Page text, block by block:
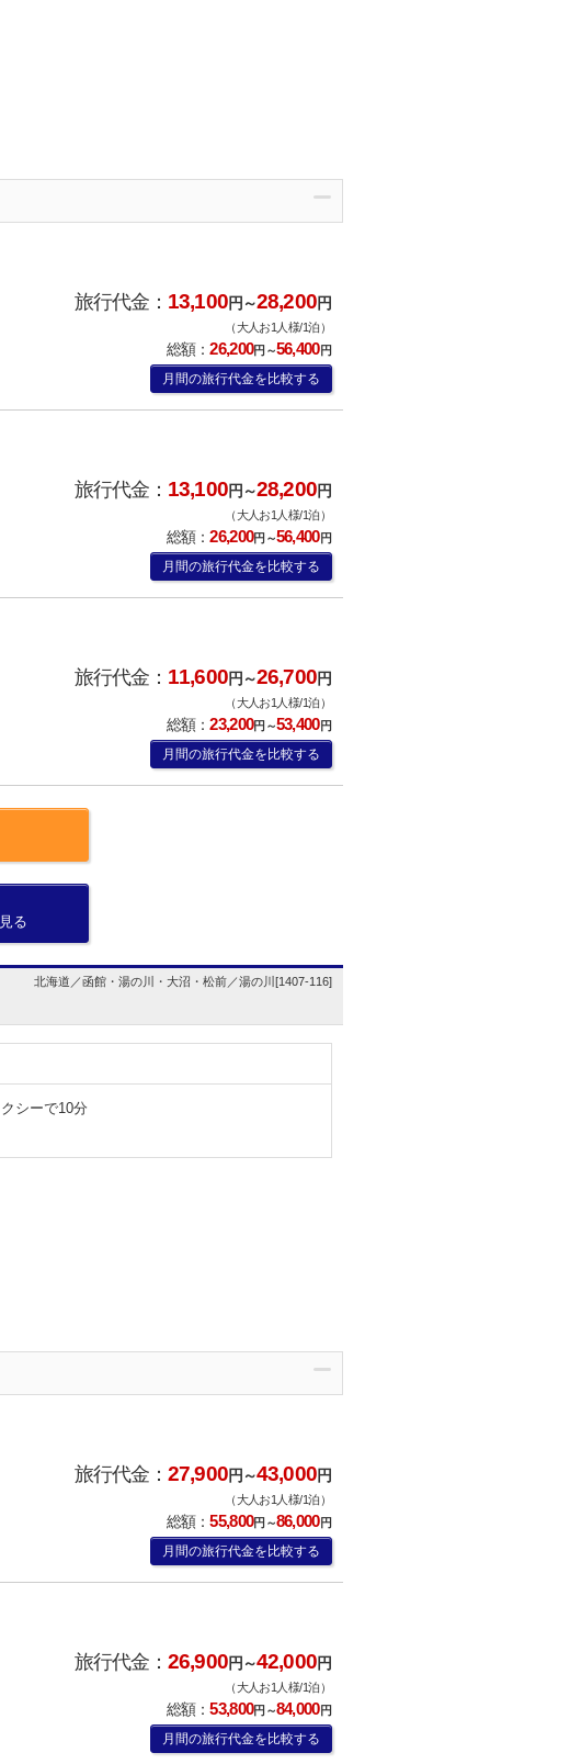
旅行代金： 13,100円～28,200円
（大人お1人様/1泊）
総額：26,200円～56,400円
月間の旅行代金を比較する
旅行代金： 13,100円～28,200円
（大人お1人様/1泊）
総額：26,200円～56,400円
月間の旅行代金を比較する
旅行代金： 11,600円～26,700円
（大人お1人様/1泊）
総額：23,200円～53,400円
月間の旅行代金を比較する
る
北海道／函館・湯の川・大沼・松前／湯の川[1407-116]
シーで10分
旅行代金：27,900円～43,000円
（大人お1人様/1泊）
総額：55,800円～86,000円
月間の旅行代金を比較する
旅行代金：26,900円～42,000円
（大人お1人様/1泊）
総額：53,800円～84,000円
月間の旅行代金を比較する